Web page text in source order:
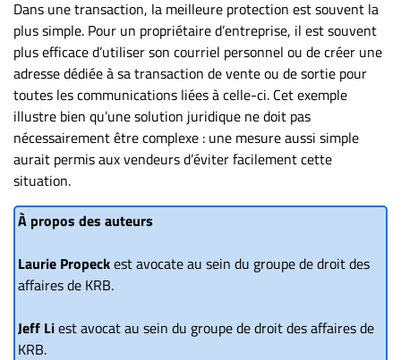
Dans une transaction, la meilleure protection est souvent la
plus simple. Pour un propriétaire d’entreprise, il est souvent
plus efficace d’utiliser son courriel personnel ou de créer une
adresse dédiée à sa transaction de vente ou de sortie pour
toutes les communications liées à celle-ci. Cet exemple
illustre bien qu’une solution juridique ne doit pas
nécessairement être complexe : une mesure aussi simple
aurait permis aux vendeurs d’éviter facilement cette
situation.
À propos des auteurs
Laurie Propeckest avocate au sein du groupe de droit des
affaires de KRB.
Jeff Liest avocat au sein du groupe de droit des affaires de
KRB.